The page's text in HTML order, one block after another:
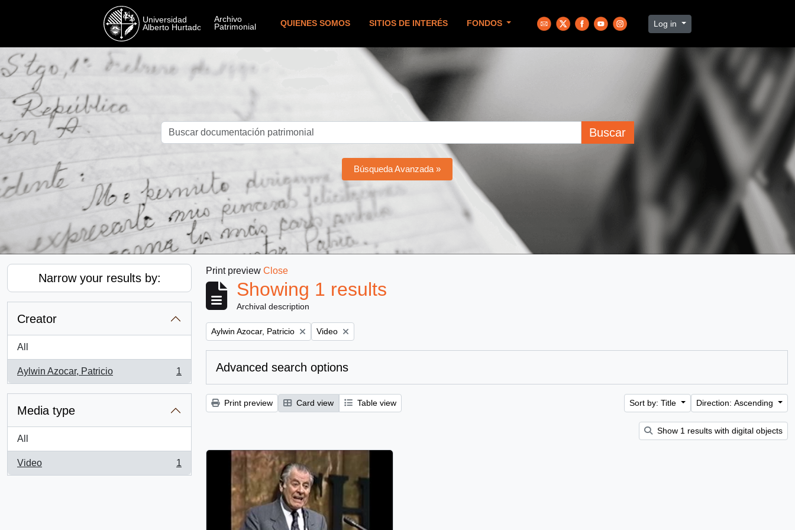
QUIENES SOMOS SITIOS DE INTERÉS FONDOS Log in
Buscar
Búsqueda Avanzada »
Narrow your results by:
Creator
All
Aylwin Azocar, Patricio
, 1 results
1
Media type
All
Video
, 1 results
1
Print preview Close
Showing 1 results
Archival description
Remove filter:
Aylwin Azocar, Patricio Remove filter:
Video
Advanced search options
Print preview Card view Table view Sort by: Title Direction: Ascending
Show 1 results with digital objects